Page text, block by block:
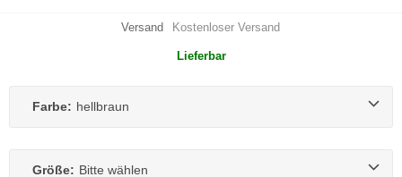
Versand Kostenloser Versand
Lieferbar
Farbe: hellbraun
Größe: Bitte wählen